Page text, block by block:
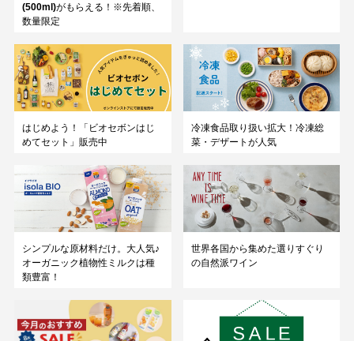
(500ml)がもらえる！※先着順、
数量限定
はじめよう！「ビオセボンはじ
めてセット」販売中
冷凍食品取り扱い拡大！冷凍総
菜・デザートが人気
シンプルな原材料だけ。大人気♪
オーガニック植物性ミルクは種
類豊富！
世界各国から集めた選りすぐり
の自然派ワイン